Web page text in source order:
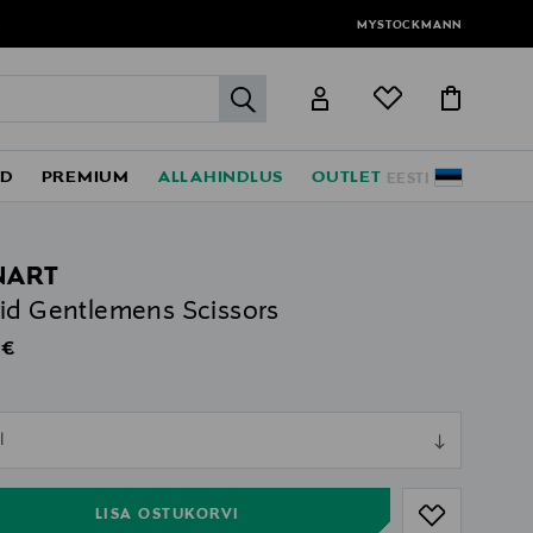
MYSTOCKMANN
label.header.go
EESTI
PREMIUM ALLAHINDLUS OUTLET
Gentlemens Scissors
Price
LISA OSTUKORVI
null